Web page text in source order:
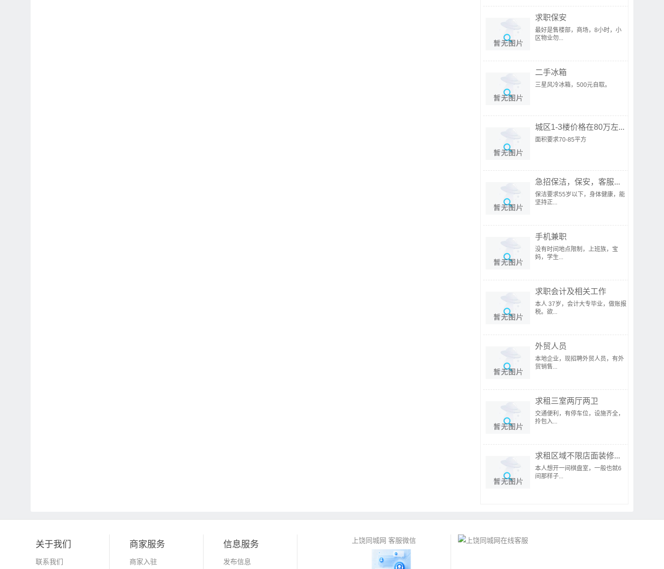
求职保安
最好是售楼部，商场，8小时，小
区物业勿...
二手冰箱
三星风冷冰箱，500元自取。
城区1-3楼价格在80万左...
面积要求70-85平方
急招保洁，保安，客服...
保洁要求55岁以下，身体健康，能
坚持正...
手机兼职
没有时间地点限制，上班族，宝
妈，学生...
求职会计及相关工作
本人 37岁，会计大专毕业，做账报
税。欲...
外贸人员
本地企业，现招聘外贸人员，有外
贸销售...
求租三室两厅两卫
交通便利，有停车位，设施齐全，
拎包入...
求租区域不限店面装修...
本人想开一间棋盘室，一般也就6
间那样子...
关于我们
联系我们
商家服务
商家入驻
信息服务
发布信息
上饶同城网 客服微信